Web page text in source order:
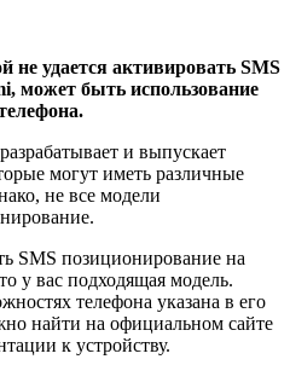
не удается активировать SMS
может быть использование
и выпускает
могут иметь различные
не все модели
SMS позиционирование на
у вас подходящая модель.
телефона указана в его
найти на официальном сайте
к устройству.